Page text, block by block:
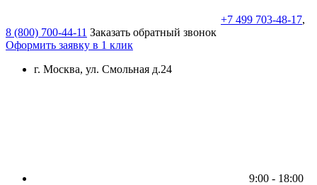
+7 499 703-48-17,
8 (800) 700-44-11 Заказать обратный звонок
Оформить заявку в 1 клик
г. Москва, ул. Смольная д.24
9:00 - 18:00